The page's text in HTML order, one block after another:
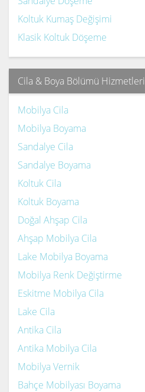
Koltuk Kumaş Değişimi
Klasik Koltuk Döşeme
Cila & Boya Bölümü Hizmetleri
Mobilya Cila
Mobilya Boyama
Sandalye Cila
Sandalye Boyama
Koltuk Cila
Koltuk Boyama
Doğal Ahşap Cila
Ahşap Mobilya Cila
Lake Mobilya Boyama
Mobilya Renk Değiştirme
Eskitme Mobilya Cila
Lake Cila
Antika Cila
Antika Mobilya Cila
Mobilya Vernik
Bahçe Mobilyası Boyama